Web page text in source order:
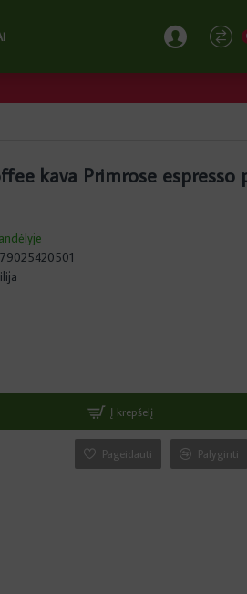
kava Primrose espresso
Į krepšelį
Pageidauti Palyginti